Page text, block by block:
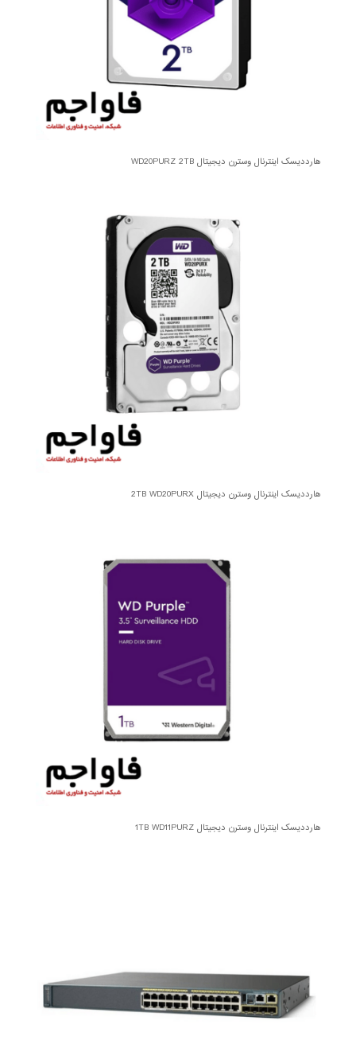
هارددیسک اینترنال وسترن دیجیتال WD20PURZ 2TB
هارددیسک اینترنال وسترن دیجیتال 2TB WD20PURX
هارددیسک اینترنال وسترن دیجیتال 1TB WD11PURZ